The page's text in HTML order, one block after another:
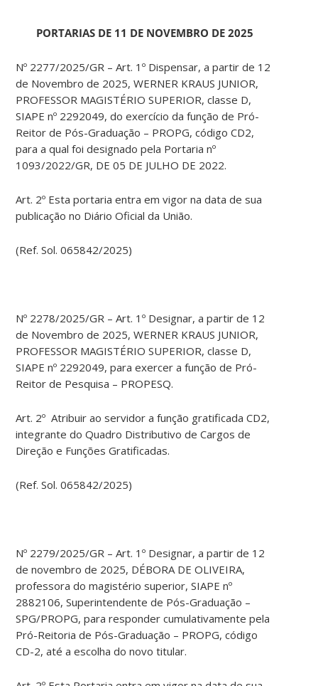
PORTARIAS DE 11 DE NOVEMBRO DE 2025
Nº 2277/2025/GR – Art. 1º Dispensar, a partir de 12
de Novembro de 2025, WERNER KRAUS JUNIOR,
PROFESSOR MAGISTÉRIO SUPERIOR, classe D,
SIAPE nº 2292049, do exercício da função de Pró-
Reitor de Pós-Graduação – PROPG, código CD2,
para a qual foi designado pela Portaria nº
1093/2022/GR, DE 05 DE JULHO DE 2022.
Art. 2º Esta portaria entra em vigor na data de sua
publicação no Diário Oficial da União.
(Ref. Sol. 065842/2025)
Nº 2278/2025/GR – Art. 1º Designar, a partir de 12
de Novembro de 2025, WERNER KRAUS JUNIOR,
PROFESSOR MAGISTÉRIO SUPERIOR, classe D,
SIAPE nº 2292049, para exercer a função de Pró-
Reitor de Pesquisa – PROPESQ.
Art. 2º Atribuir ao servidor a função gratificada CD2,
integrante do Quadro Distributivo de Cargos de
Direção e Funções Gratificadas.
(Ref. Sol. 065842/2025)
Nº 2279/2025/GR – Art. 1º Designar, a partir de 12
de novembro de 2025, DÉBORA DE OLIVEIRA,
professora do magistério superior, SIAPE nº
2882106, Superintendente de Pós-Graduação –
SPG/PROPG, para responder cumulativamente pela
Pró-Reitoria de Pós-Graduação – PROPG, código
CD-2, até a escolha do novo titular.